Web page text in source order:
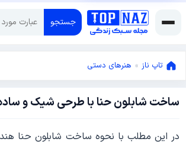
جستجو
تاپ ناز » هنرهای دستی
ساخت شابلون حنا با طرحی شیک و
آگوست
2022 ژانویه
در این مطلب با نحوه ساخت شابلون حنا